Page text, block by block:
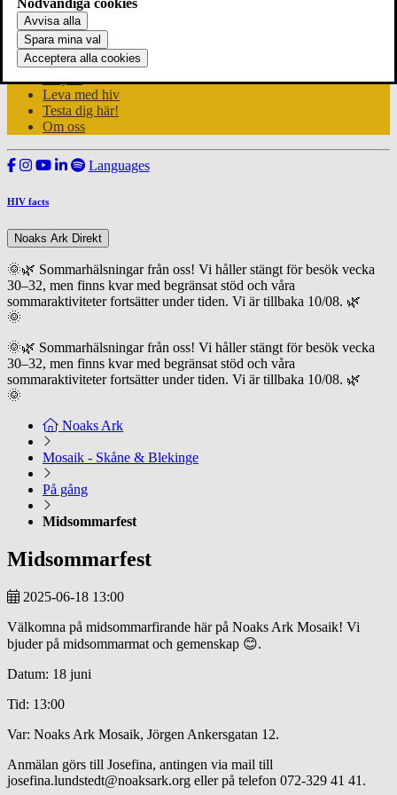
Avvisa alla
Spara mina val
Acceptera alla cookies
Nyheter
Kalender
Projekt
Leva med hiv
Testa dig här!
Om oss
Languages
HIV facts
Noaks Ark Direkt
🌞🌿 Sommarhälsningar från oss! Vi håller stängt för besök vecka
30–32, men finns kvar med begränsat stöd och våra
sommaraktiviteter fortsätter under tiden. Vi är tillbaka 10/08. 🌿
🌞
🌞🌿 Sommarhälsningar från oss! Vi håller stängt för besök vecka
30–32, men finns kvar med begränsat stöd och våra
sommaraktiviteter fortsätter under tiden. Vi är tillbaka 10/08. 🌿
🌞
Noaks Ark
Mosaik - Skåne & Blekinge
På gång
Midsommarfest
Midsommarfest
2025-06-18 13:00
Välkomna på midsommarfirande här på Noaks Ark Mosaik! Vi
bjuder på midsommarmat och gemenskap 😊.
Datum: 18 juni
Tid: 13:00
Var: Noaks Ark Mosaik, Jörgen Ankersgatan 12.
Anmälan görs till Josefina, antingen via mail till
josefina.lundstedt@noaksark.org eller på telefon 072-329 41 41.